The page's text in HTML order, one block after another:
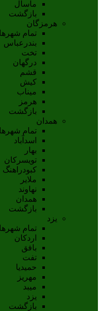
ماسال
بازگشت
هرمزگان
تمام شهر‌ها
بندرعباس
تخت
درگهان
قشم
کيش
ميناب
هرمز
بازگشت
همدان
تمام شهر‌ها
اسدآباد
بهار
تويسرکان
کبودراهنگ
ملاير
نهاوند
همدان
بازگشت
یزد
تمام شهر‌ها
اردکان
بافق
تفت
حميديا
مهریز
ميبد
يزد
بازگشت